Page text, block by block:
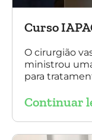
Curso
O cirurgião
ministrou
para
2017).
Sergio
Continuar